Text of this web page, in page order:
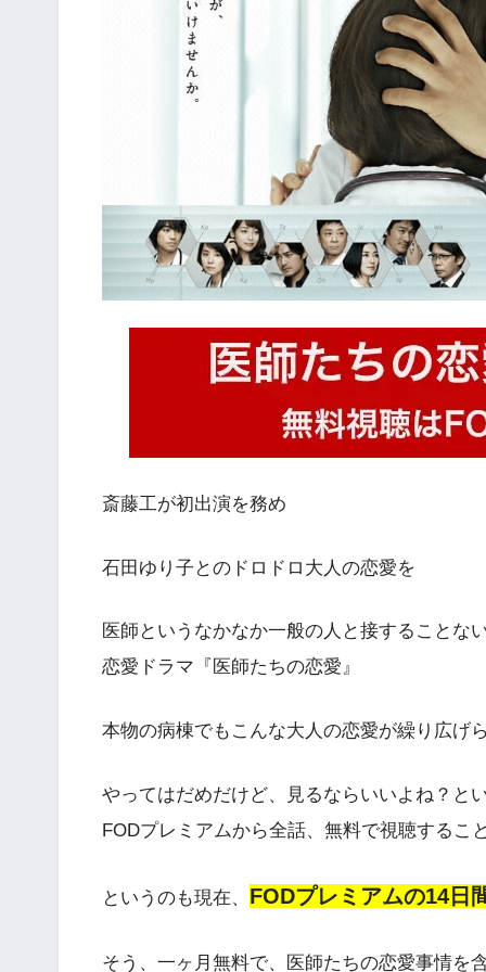
斎藤工が初出演を務め
石田ゆり子とのドロドロ大人の恋愛を
医師というなかなか一般の人と接することな
恋愛ドラマ『医師たちの恋愛』
本物の病棟でもこんな大人の恋愛が繰り広げ
やってはだめだけど、見るならいいよね？と
FODプレミアムから全話、無料で視聴するこ
というのも現在、 FODプレミアムの14日
そう、一ヶ月無料で、医師たちの恋愛事情を